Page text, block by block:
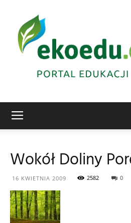
Wokół Doliny
16 KWIETNIA 2009 2582 0